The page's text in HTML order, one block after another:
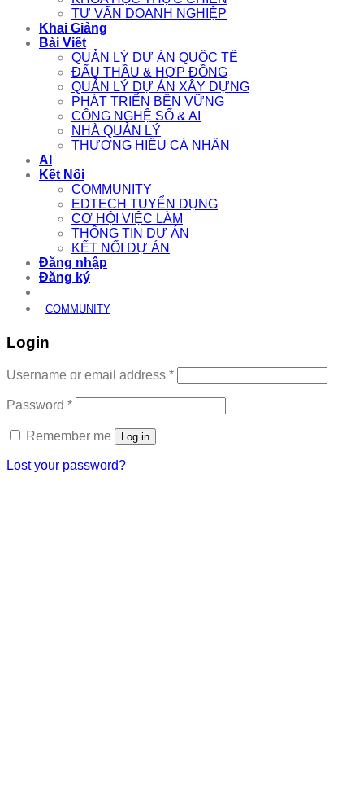
TƯ VẤN DOANH NGHIỆP
Khai Giảng
Bài Viết
QUẢN LÝ DỰ ÁN QUỐC TẾ
ĐẤU THẦU & HỢP ĐỒNG
QUẢN LÝ DỰ ÁN XÂY DỰNG
PHÁT TRIỂN BỀN VỮNG
CÔNG NGHỆ SỐ & AI
NHÀ QUẢN LÝ
THƯƠNG HIỆU CÁ NHÂN
AI
Kết Nối
COMMUNITY
EDTECH TUYỂN DỤNG
CƠ HỘI VIỆC LÀM
THÔNG TIN DỰ ÁN
KẾT NỐI DỰ ÁN
Đăng nhập
Đăng ký
COMMUNITY
Login
Username or email address *Required
Password *Required
Remember me Log in
Lost your password?